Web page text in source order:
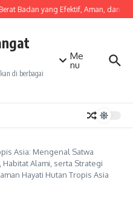
Badan yang Efektif, Aman, dan
di berbagai
Me
nu
Asia: Mengenal Satwa
Alami, serta Strategi
Hayati Hutan Tropis Asia